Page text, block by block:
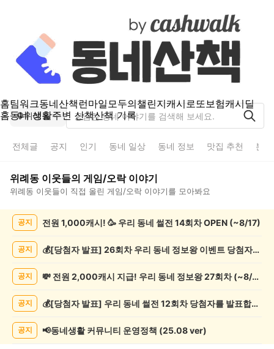
홈팀워크동네산책런마일모두의챌린지캐시로또보험캐시딜
홈동네 생활주변 산책산책 기록
위례동
전체글 공지 인기 동네 일상 동네 정보 맛집 추천 분
위례동 이웃들의 게임/오락이야기
위례동 이웃들이 직접 올린 게임/오락 이야기를 모아봐요
록
공지 전원 1,000캐시! 🥳 우리 동네 썰전 14회차 OPEN (~8/17)
공지 💰[당첨자 발표] 26회차 우리 동네 정보왕 이벤트 당첨자를 발표합니다!
공지 💸 전원 2,000캐시 지급! 우리 동네 정보왕 27회차 (~8/10)
공지 💰[당첨자 발표] 우리 동네 썰전 12회차 당첨자를 발표합니다!
공지 📢동네생활 커뮤니티 운영정책 (25.08 ver)